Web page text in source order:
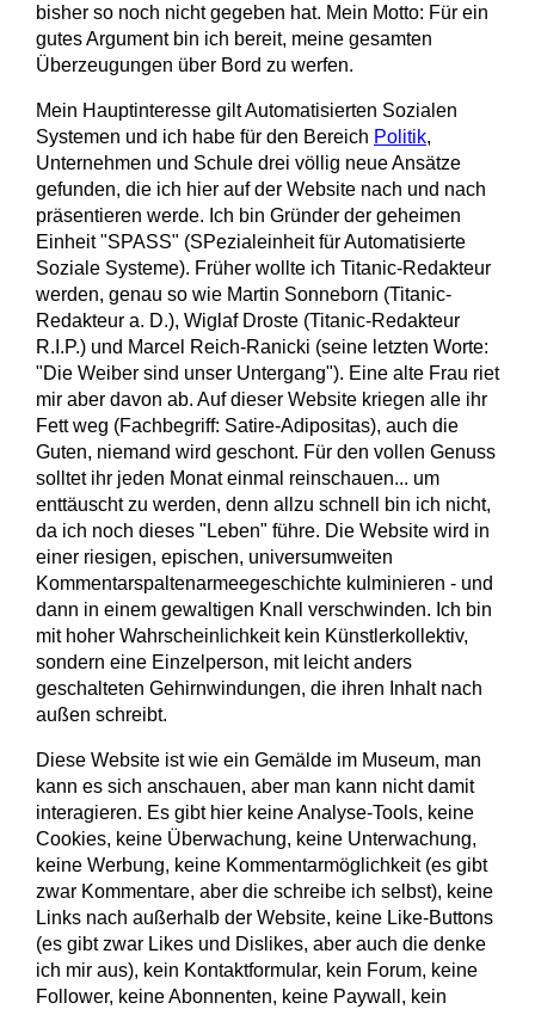
bisher so noch nicht gegeben hat. Mein Motto: Für ein
gutes Argument bin ich bereit, meine gesamten
Überzeugungen über Bord zu werfen.
Mein Hauptinteresse gilt Automatisierten Sozialen
Systemen und ich habe für den Bereich Politik,
Unternehmen und Schule drei völlig neue Ansätze
gefunden, die ich hier auf der Website nach und nach
präsentieren werde. Ich bin Gründer der geheimen
Einheit "SPASS" (SPezialeinheit für Automatisierte
Soziale Systeme). Früher wollte ich Titanic-Redakteur
werden, genau so wie Martin Sonneborn (Titanic-
Redakteur a. D.), Wiglaf Droste (Titanic-Redakteur
R.I.P.) und Marcel Reich-Ranicki (seine letzten Worte:
"Die Weiber sind unser Untergang"). Eine alte Frau riet
mir aber davon ab. Auf dieser Website kriegen alle ihr
Fett weg (Fachbegriff: Satire-Adipositas), auch die
Guten, niemand wird geschont. Für den vollen Genuss
solltet ihr jeden Monat einmal reinschauen... um
enttäuscht zu werden, denn allzu schnell bin ich nicht,
da ich noch dieses "Leben" führe. Die Website wird in
einer riesigen, epischen, universumweiten
Kommentarspaltenarmeegeschichte kulminieren - und
dann in einem gewaltigen Knall verschwinden. Ich bin
mit hoher Wahrscheinlichkeit kein Künstlerkollektiv,
sondern eine Einzelperson, mit leicht anders
geschalteten Gehirnwindungen, die ihren Inhalt nach
außen schreibt.
Diese Website ist wie ein Gemälde im Museum, man
kann es sich anschauen, aber man kann nicht damit
interagieren. Es gibt hier keine Analyse-Tools, keine
Cookies, keine Überwachung, keine Unterwachung,
keine Werbung, keine Kommentarmöglichkeit (es gibt
zwar Kommentare, aber die schreibe ich selbst), keine
Links nach außerhalb der Website, keine Like-Buttons
(es gibt zwar Likes und Dislikes, aber auch die denke
ich mir aus), kein Kontaktformular, kein Forum, keine
Follower, keine Abonnenten, keine Paywall, kein